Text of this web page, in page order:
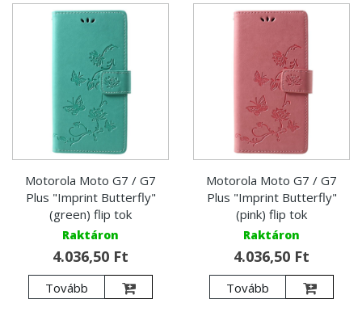
Motorola Moto G7 / G7
Plus "Imprint Butterfly"
(green) flip tok
Raktáron
4.036,50 Ft
Tovább
Motorola Moto G7 / G7
Plus "Imprint Butterfly"
(pink) flip tok
Raktáron
4.036,50 Ft
Tovább